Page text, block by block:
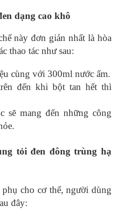
dạng cao khô
này đơn giản nhất là hòa
thao tác như sau:
cùng với 300ml nước ấm.
đến khi bột tan hết thì
sẽ mang đến những công
tỏi đen đông trùng hạ
cho cơ thể, người dùng
đây: